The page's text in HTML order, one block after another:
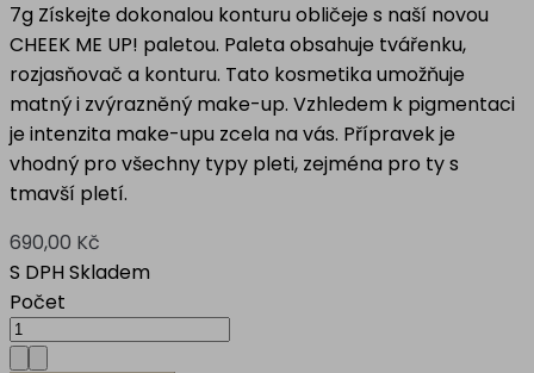
7g Získejte dokonalou konturu obličeje s naší novou
CHEEK ME UP! paletou. Paleta obsahuje tvářenku,
rozjasňovač a konturu. Tato kosmetika umožňuje
matný i zvýrazněný make-up. Vzhledem k pigmentaci
je intenzita make-upu zcela na vás. Přípravek je
vhodný pro všechny typy pleti, zejména pro ty s
tmavší pletí.
690,00 Kč
S DPHSkladem
Počet